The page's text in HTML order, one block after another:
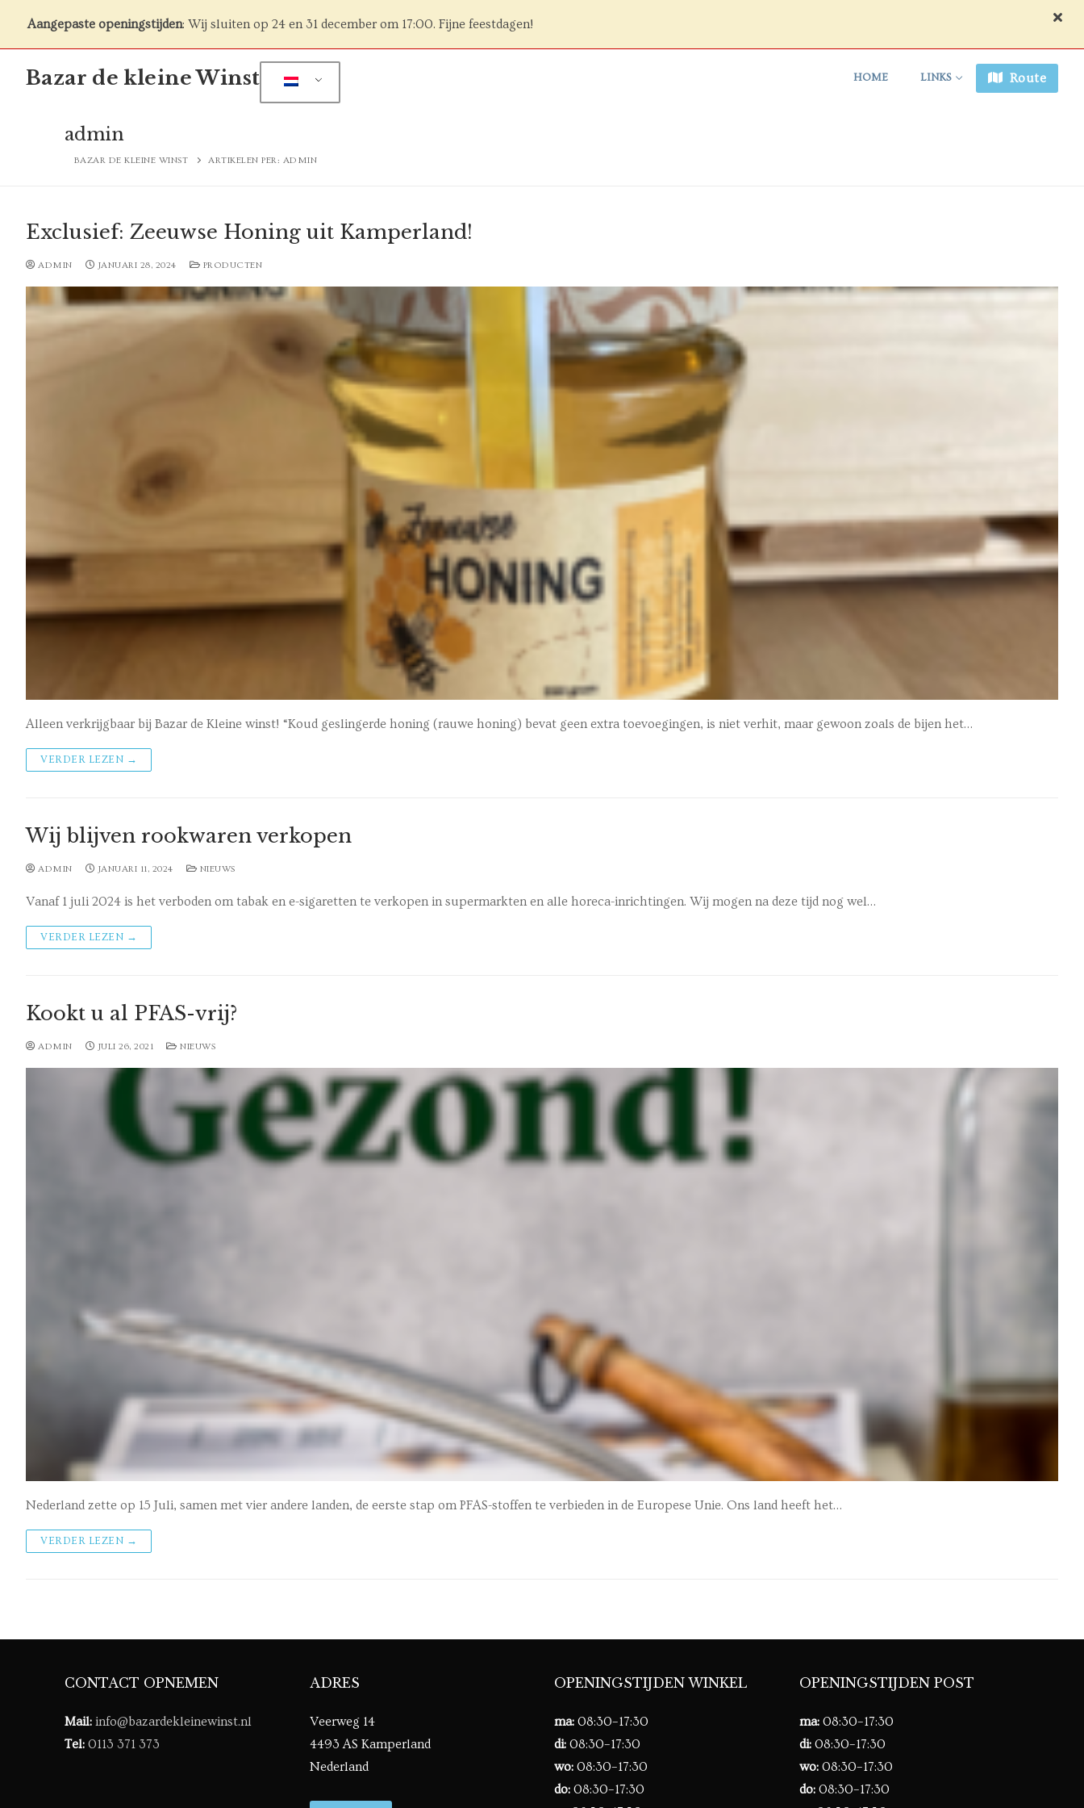
Aangepaste openingstijden: Wij sluiten op 24 en 31 december om 17:00. Fijne feestdagen!
Bazar de kleine Winst HOME LINKS Route
admin
BAZAR DE KLEINE WINST ARTIKELEN PER: ADMIN
Exclusief: Zeeuwse Honing uit Kamperland!
ADMIN JANUARI 28, 2024 PRODUCTEN
Alleen verkrijgbaar bij Bazar de Kleine winst! “Koud geslingerde honing (rauwe honing) bevat geen extra toevoegingen, is niet verhit, maar gewoon zoals de bijen het…
VERDER LEZEN →
Wij blijven rookwaren verkopen
ADMIN JANUARI 11, 2024 NIEUWS
Vanaf 1 juli 2024 is het verboden om tabak en e-sigaretten te verkopen in supermarkten en alle horeca-inrichtingen. Wij mogen na deze tijd nog wel…
VERDER LEZEN →
Kookt u al PFAS-vrij?
ADMIN JULI 26, 2021 NIEUWS
Nederland zette op 15 Juli, samen met vier andere landen, de eerste stap om PFAS-stoffen te verbieden in de Europese Unie. Ons land heeft het…
VERDER LEZEN →
CONTACT OPNEMEN
Mail: info@bazardekleinewinst.nl
Tel: 0113 371 373
ADRES
Veerweg 14
4493 AS Kamperland
Nederland
OPENINGSTIJDEN WINKEL
ma: 08:30–17:30
di: 08:30–17:30
wo: 08:30–17:30
do: 08:30–17:30
OPENINGSTIJDEN POST
ma:08:30–17:30
di:08:30–17:30
wo:08:30–17:30
do:08:30–17:30